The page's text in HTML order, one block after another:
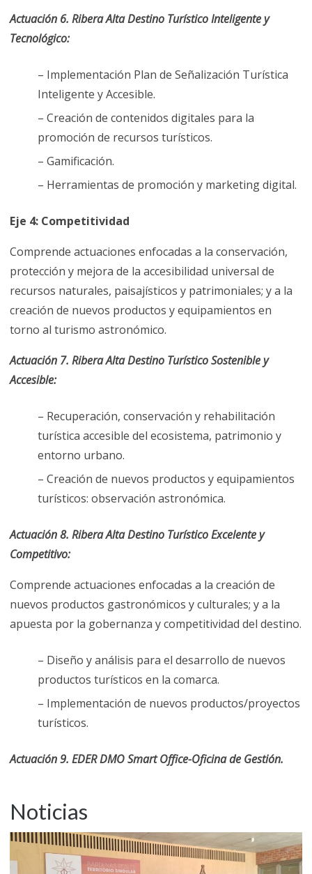
Actuación 6. Ribera Alta Destino Turístico Inteligente y
Tecnológico:
– Implementación Plan de Señalización Turística
Inteligente y Accesible.
– Creación de contenidos digitales para la
promoción de recursos turísticos.
– Gamificación.
– Herramientas de promoción y marketing digital.
Eje 4: Competitividad
Comprende actuaciones enfocadas a la conservación,
protección y mejora de la accesibilidad universal de
recursos naturales, paisajísticos y patrimoniales; y a la
creación de nuevos productos y equipamientos en
torno al turismo astronómico.
Actuación 7. Ribera Alta Destino Turístico Sostenible y
Accesible:
– Recuperación, conservación y rehabilitación
turística accesible del ecosistema, patrimonio y
entorno urbano.
– Creación de nuevos productos y equipamientos
turísticos: observación astronómica.
Actuación 8. Ribera Alta Destino Turístico Excelente y
Competitivo:
Comprende actuaciones enfocadas a la creación de
nuevos productos gastronómicos y culturales; y a la
apuesta por la gobernanza y competitividad del destino.
– Diseño y análisis para el desarrollo de nuevos
productos turísticos en la comarca.
– Implementación de nuevos productos/proyectos
turísticos.
Actuación 9. EDER DMO Smart Office-Oficina de Gestión.
Noticias